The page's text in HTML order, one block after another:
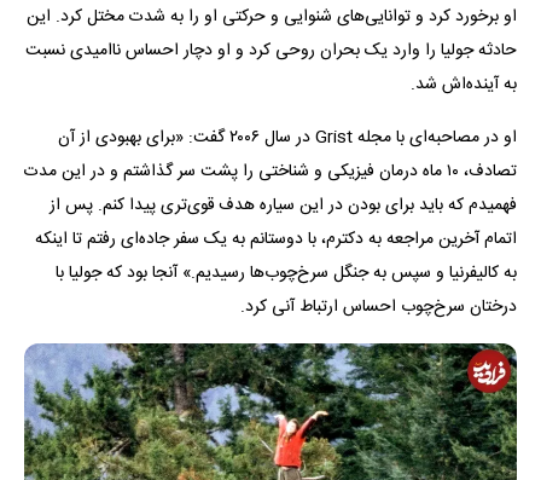
او برخورد کرد و توانایی‌های شنوایی و حرکتی‌ او را به شدت مختل کرد. این
حادثه جولیا را وارد یک بحران روحی کرد و او دچار احساس ناامیدی نسبت
به آینده‌اش شد.
او در مصاحبه‌ای با مجله Grist در سال ۲۰۰۶ گفت: «برای بهبودی از آن
تصادف، ۱۰ ماه درمان فیزیکی و شناختی را پشت سر گذاشتم و در این مدت
فهمیدم که باید برای بودن در این سیاره هدف قوی‌تری پیدا کنم. پس از
اتمام آخرین مراجعه به دکترم، با دوستانم به یک سفر جاده‌ای رفتم تا اینکه
به کالیفرنیا و سپس به جنگل سرخ‌چوب‌ها رسیدیم.» آنجا بود که جولیا با
درختان سرخ‌چوب احساس ارتباط آنی کرد.